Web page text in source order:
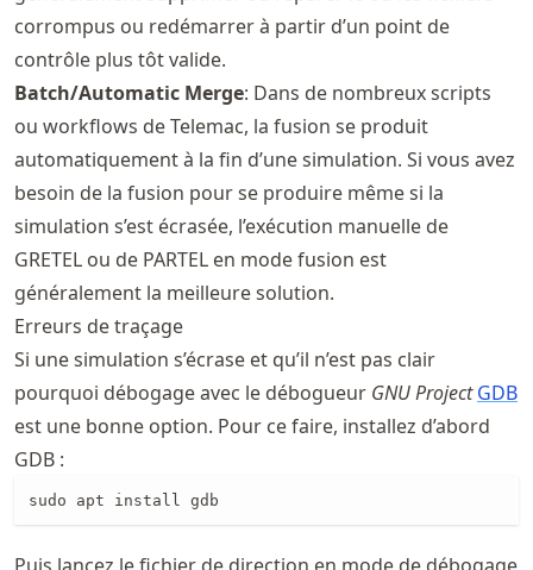
corrompus ou redémarrer à partir d’un point de
contrôle plus tôt valide.
Batch/Automatic Merge: Dans de nombreux scripts
ou workflows de Telemac, la fusion se produit
automatiquement à la fin d’une simulation. Si vous avez
besoin de la fusion pour se produire même si la
simulation s’est écrasée, l’exécution manuelle de
GRETEL ou de PARTEL en mode fusion est
généralement la meilleure solution.
Erreurs de traçage
Si une simulation s’écrase et qu’il n’est pas clair
pourquoi débogage avec le débogueur GNU Project GDB
est une bonne option. Pour ce faire, installez d’abord
GDB :
sudo apt install gdb